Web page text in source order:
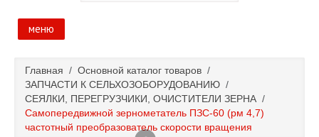
меню
Основной каталог товаров
Доставка и оплата
Главная / Основной каталог товаров /
ЗАПЧАСТИ К СЕЛЬХОЗОБОРУДОВАНИЮ /
СЕЯЛКИ, ПЕРЕГРУЗЧИКИ, ОЧИСТИТЕЛИ ЗЕРНА /
Самопередвижной зернометатель ПЗС-60 (рм 4,7)
частотный преобразователь скорости вращения